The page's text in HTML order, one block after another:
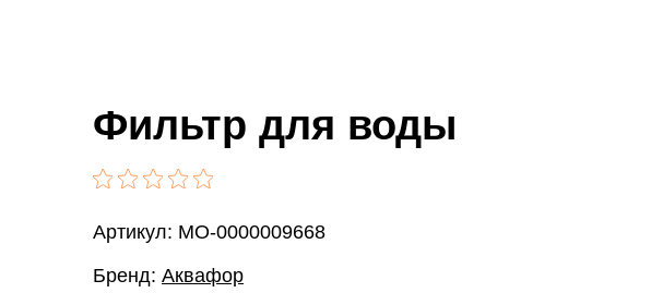
Фильтр для воды
Артикул: MO-0000009668
Бренд: Аквафор